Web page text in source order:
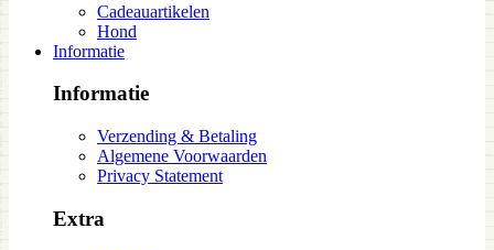
Cadeauartikelen
Hond
Informatie
Informatie
Verzending & Betaling
Algemene Voorwaarden
Privacy Statement
Extra